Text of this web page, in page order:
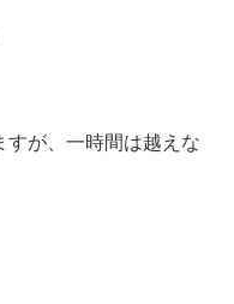
すが、一時間は越えな